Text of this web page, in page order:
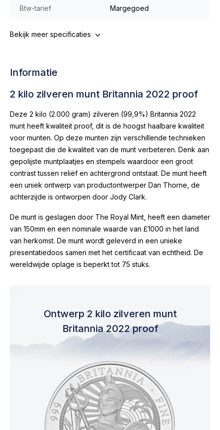
Btw-tarief Margegoed
Bekijk meer specificaties
Informatie
2 kilo zilveren munt Britannia 2022 proof
Deze 2 kilo (2.000 gram) zilveren (99,9%) Britannia 2022
munt heeft kwaliteit proof, dit is de hoogst haalbare kwaliteit
voor munten. Op deze munten zijn verschillende technieken
toegepast die de kwaliteit van de munt verbeteren. Denk aan
gepolijste muntplaatjes en stempels waardoor een groot
contrast tussen reliëf en achtergrond ontstaat. De munt heeft
een uniek ontwerp van productontwerper Dan Thorne, de
achterzijde is ontworpen door Jody Clark.
De munt is geslagen door The Royal Mint, heeft een diameter
van 150mm en een nominale waarde van £1000 in het land
van herkomst. De munt wordt geleverd in een unieke
presentatiedoos samen met het certificaat van echtheid. De
wereldwijde oplage is beperkt tot 75 stuks.
Ontwerp 2 kilo zilveren munt
Britannia 2022 proof